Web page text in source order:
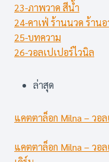
23-ภาพวาด สีน้ำ
24-คาเฟ่ ร้านนวด ร้านอ
25-บทความ
26-วอลเปเปอร์ไวนิล
ล่าสุด
แคตตาล็อก Milna – วอ
แคตตาล็อก Milna – วอ